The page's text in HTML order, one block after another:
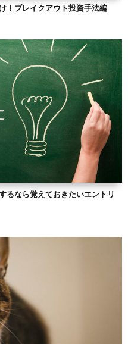
！ブレイクアウト投資手法編
るなら覚えておきたいエントリ